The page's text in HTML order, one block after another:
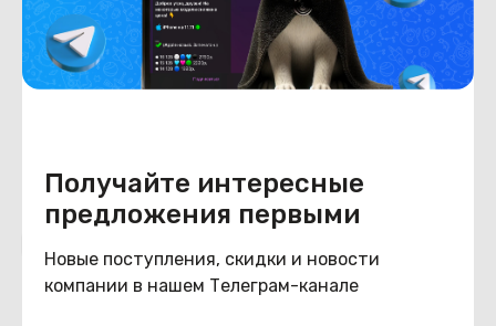
Получайте интересные
предложения первыми
Новые поступления, скидки и новости
компании в нашем Телеграм-канале
уточнять у менеджера.
Состояние
Б/У
Внешний вид
состояние, запрос фото
уточнять у менеджера.
Похожие товары